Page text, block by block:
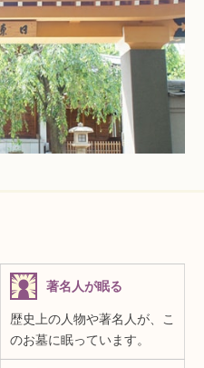
著名人が眠る
歴史上の人物や著名人が、こ
のお墓に眠っています。